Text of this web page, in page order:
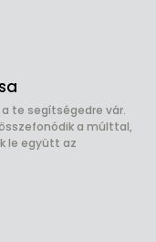
te segítségedre vár.
a múlttal,
le együtt az